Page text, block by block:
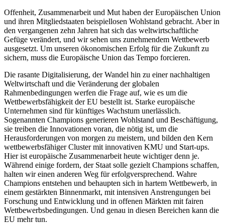
Offenheit, Zusammenarbeit und Mut haben der Europäischen Union
und ihren Mitgliedstaaten beispiellosen Wohlstand gebracht. Aber in
den vergangenen zehn Jahren hat sich das weltwirtschaftliche
Gefüge verändert, und wir sehen uns zunehmendem Wettbewerb
ausgesetzt. Um unseren ökonomischen Erfolg für die Zukunft zu
sichern, muss die Europäische Union das Tempo forcieren.
Die rasante Digitalisierung, der Wandel hin zu einer nachhaltigen
Weltwirtschaft und die Veränderung der globalen
Rahmenbedingungen werfen die Frage auf, wie es um die
Wettbewerbsfähigkeit der EU bestellt ist. Starke europäische
Unternehmen sind für künftiges Wachstum unerlässlich.
Sogenannten Champions generieren Wohlstand und Beschäftigung,
sie treiben die Innovationen voran, die nötig ist, um die
Herausforderungen von morgen zu meistern, und bilden den Kern
wettbewerbsfähiger Cluster mit innovativen KMU und Start-ups.
Hier ist europäische Zusammenarbeit heute wichtiger denn je.
Während einige fordern, der Staat solle gezielt Champions schaffen,
halten wir einen anderen Weg für erfolgversprechend. Wahre
Champions entstehen und behaupten sich in hartem Wettbewerb, in
einem gestärkten Binnenmarkt, mit intensiven Anstrengungen bei
Forschung und Entwicklung und in offenen Märkten mit fairen
Wettbewerbsbedingungen. Und genau in diesen Bereichen kann die
EU mehr tun.